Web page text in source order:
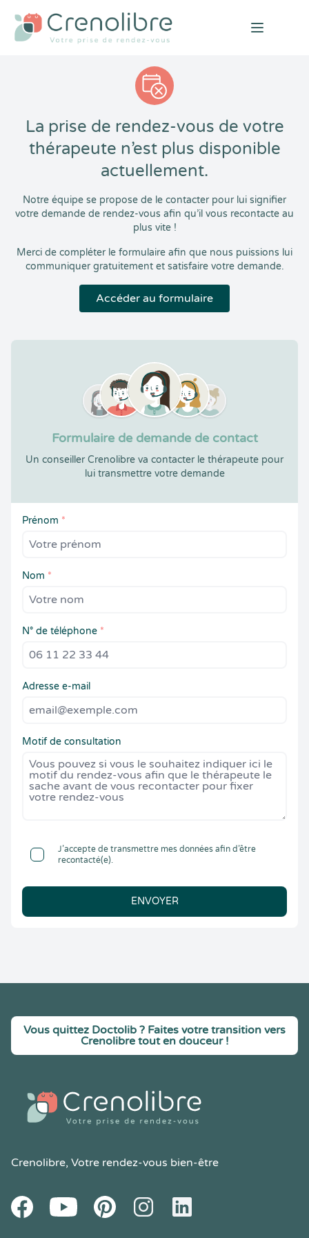
Open
La prise de rendez-vous de votre
thérapeute n’est plus disponible
actuellement.
Notre équipe se propose de le contacter pour lui signifier
votre demande de rendez-vous afin qu’il vous recontacte au
plus vite !
Merci de compléter le formulaire afin que nous puissions lui
communiquer gratuitement et satisfaire votre demande.
Accéder au formulaire
Formulaire de demande de contact
Un conseiller Crenolibre va contacter le thérapeute pour
lui transmettre votre demande
Prénom *
Nom *
N° de téléphone *
Adresse e-mail
Motif de consultation
J’accepte de transmettre mes données afin d’être
recontacté(e).
ENVOYER
Vous quittez Doctolib ? Faites votre transition vers
Crenolibre tout en douceur !
Crenolibre, Votre rendez-vous bien-être
FacebookYoutube PinteresetInstagramLinkedIn